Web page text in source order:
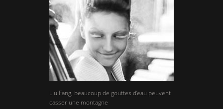
Liu Fang, beaucoup de gouttes d’eau peuvent
casser une montagne